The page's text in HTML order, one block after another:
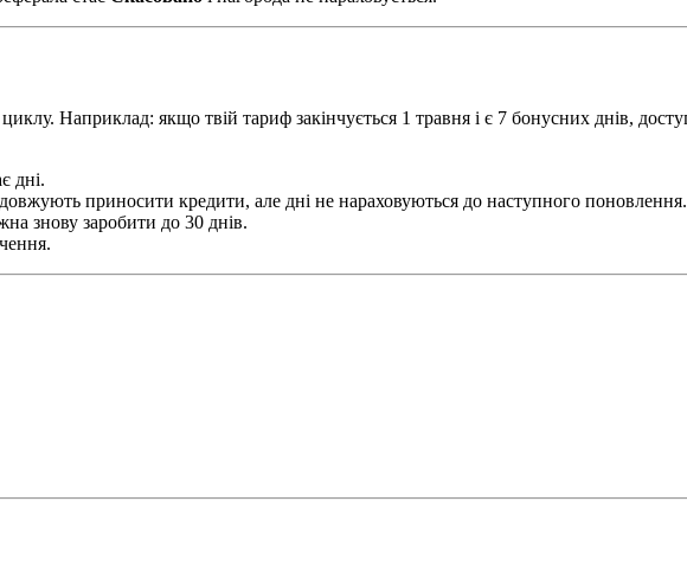
Наприклад: якщо твій тариф закінчується 1 травня і є 7 бонусних днів,
дні.
приносити кредити, але дні не нараховуються до наступного поновлення.
знову заробити до 30 днів.